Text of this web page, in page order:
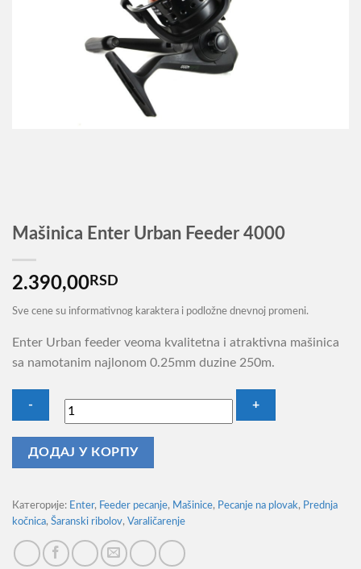
Mašinica Enter Urban Feeder 4000
2.390,00RSD
Sve cene su informativnog karaktera i podložne dnevnoj promeni.
Enter Urban feeder veoma kvalitetna i atraktivna mašinica
sa namotanim najlonom 0.25mm duzine 250m.
Mašinica
Feeder
4000
количина
ДОДАЈ У КОРПУ
Категорије: Enter, Feeder pecanje, Mašinice, Pecanje na plovak, Prednja
kočnica, Šaranski ribolov, Varaličarenje